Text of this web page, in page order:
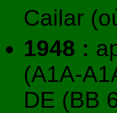
Cailar
1948 :
(A1A-
DE (BB